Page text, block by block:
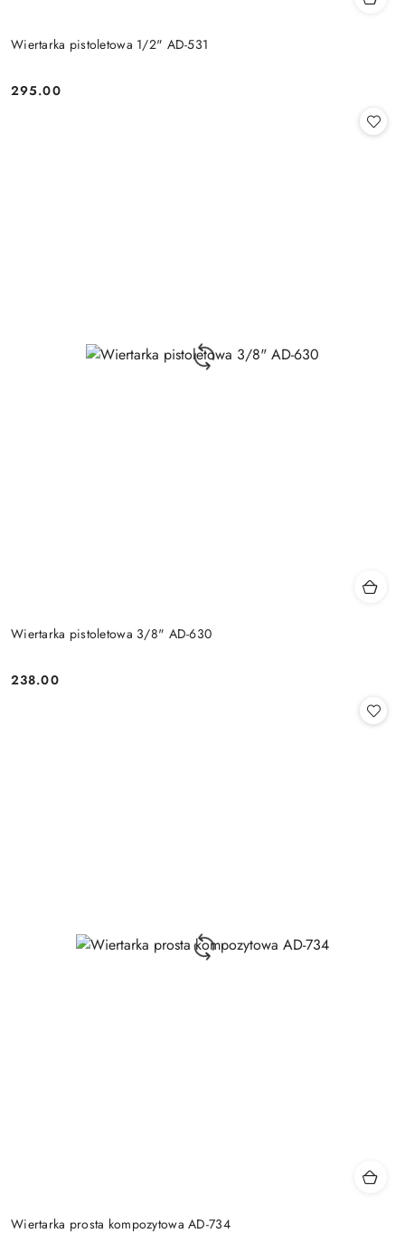
Wiertarka pistoletowa 1/2" AD-531
Cena:
295.00
Wiertarka pistoletowa 3/8" AD-630
Cena:
238.00
Wiertarka prosta kompozytowa AD-734